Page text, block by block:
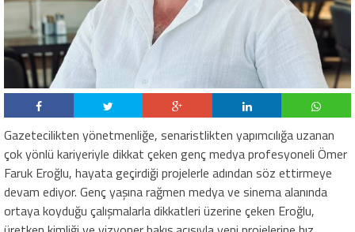
Gazetecilikten yönetmenliğe, senaristlikten yapımcılığa uzanan
çok yönlü kariyeriyle dikkat çeken genç medya profesyoneli Ömer
Faruk Eroğlu, hayata geçirdiği projelerle adından söz ettirmeye
devam ediyor. Genç yaşına rağmen medya ve sinema alanında
ortaya koyduğu çalışmalarla dikkatleri üzerine çeken Eroğlu,